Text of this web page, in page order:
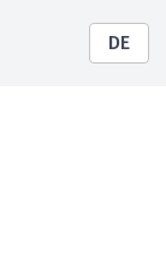
DE